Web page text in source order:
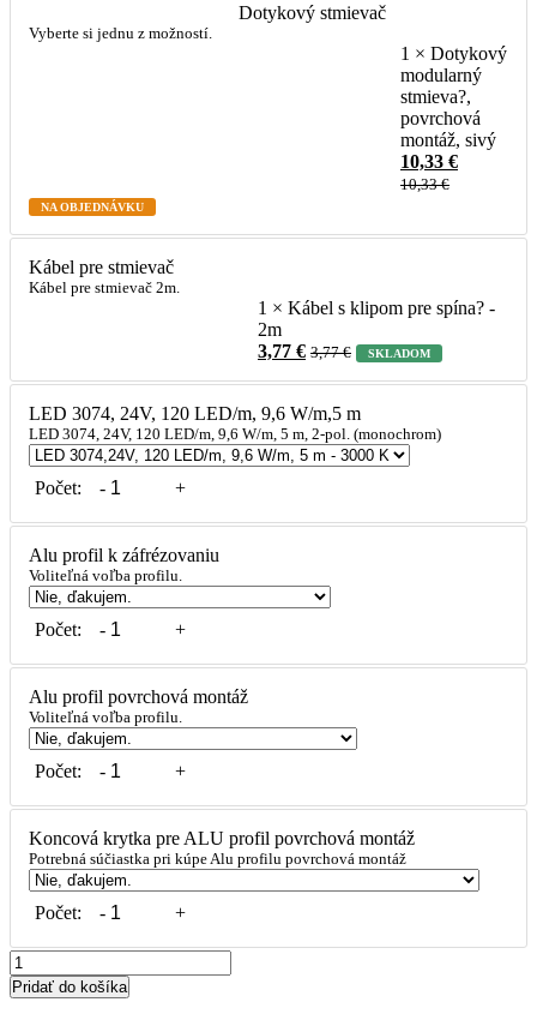
Dotykový stmievač
Vyberte si jednu z možností.
1 × Dotykový
modularný
stmieva?,
povrchová
montáž, sivý
10,33 €
10,33€
NA OBJEDNÁVKU
Kábel pre stmievač
Kábel pre stmievač 2m.
1 × Kábel s klipom pre spína? -
2m
3,77 € 3,77€ SKLADOM
LED 3074, 24V, 120 LED/m, 9,6 W/m,5 m
LED 3074, 24V, 120 LED/m, 9,6 W/m, 5 m, 2-pol. (monochrom)
Počet: - +
Alu profil k záfrézovaniu
Voliteľná voľba profilu.
Počet: - +
Alu profil povrchová montáž
Voliteľná voľba profilu.
Počet: - +
Koncová krytka pre ALU profil povrchová montáž
Potrebná súčiastka pri kúpe Alu profilu povrchová montáž
Počet: - +
množstvo
ECO
LOOX5
Pridať do košíka